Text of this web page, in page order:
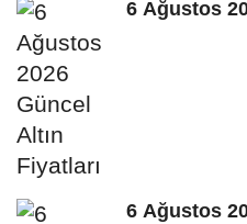
6 Ağustos
6 Ağustos